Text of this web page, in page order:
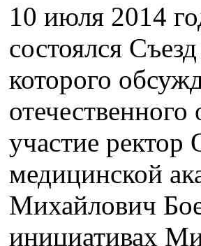
10 июля 2014
состоялся
которого
участие ректор
медицинской
Михайлович
инициативах